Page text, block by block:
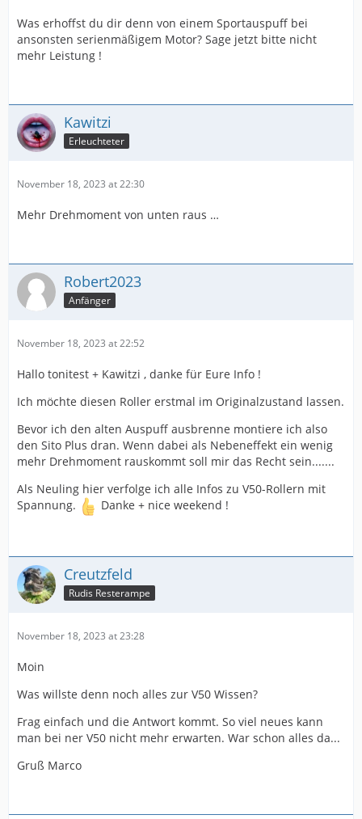
Was erhoffst du dir denn von einem Sportauspuff bei
ansonsten serienmäßigem Motor? Sage jetzt bitte nicht
mehr Leistung !
Kawitzi
Erleuchteter
November 18, 2023 at 22:30
Mehr Drehmoment von unten raus …
Robert2023
Anfänger
November 18, 2023 at 22:52
Hallo tonitest + Kawitzi , danke für Eure Info !
Ich möchte diesen Roller erstmal im Originalzustand lassen.
Bevor ich den alten Auspuff ausbrenne montiere ich also
den Sito Plus dran. Wenn dabei als Nebeneffekt ein wenig
mehr Drehmoment rauskommt soll mir das Recht sein.......
Als Neuling hier verfolge ich alle Infos zu V50-Rollern mit
Spannung.
Danke + nice weekend !
Creutzfeld
Rudis Resterampe
November 18, 2023 at 23:28
Moin
Was willste denn noch alles zur V50 Wissen?
Frag einfach und die Antwort kommt. So viel neues kann
man bei ner V50 nicht mehr erwarten. War schon alles da...
Gruß Marco